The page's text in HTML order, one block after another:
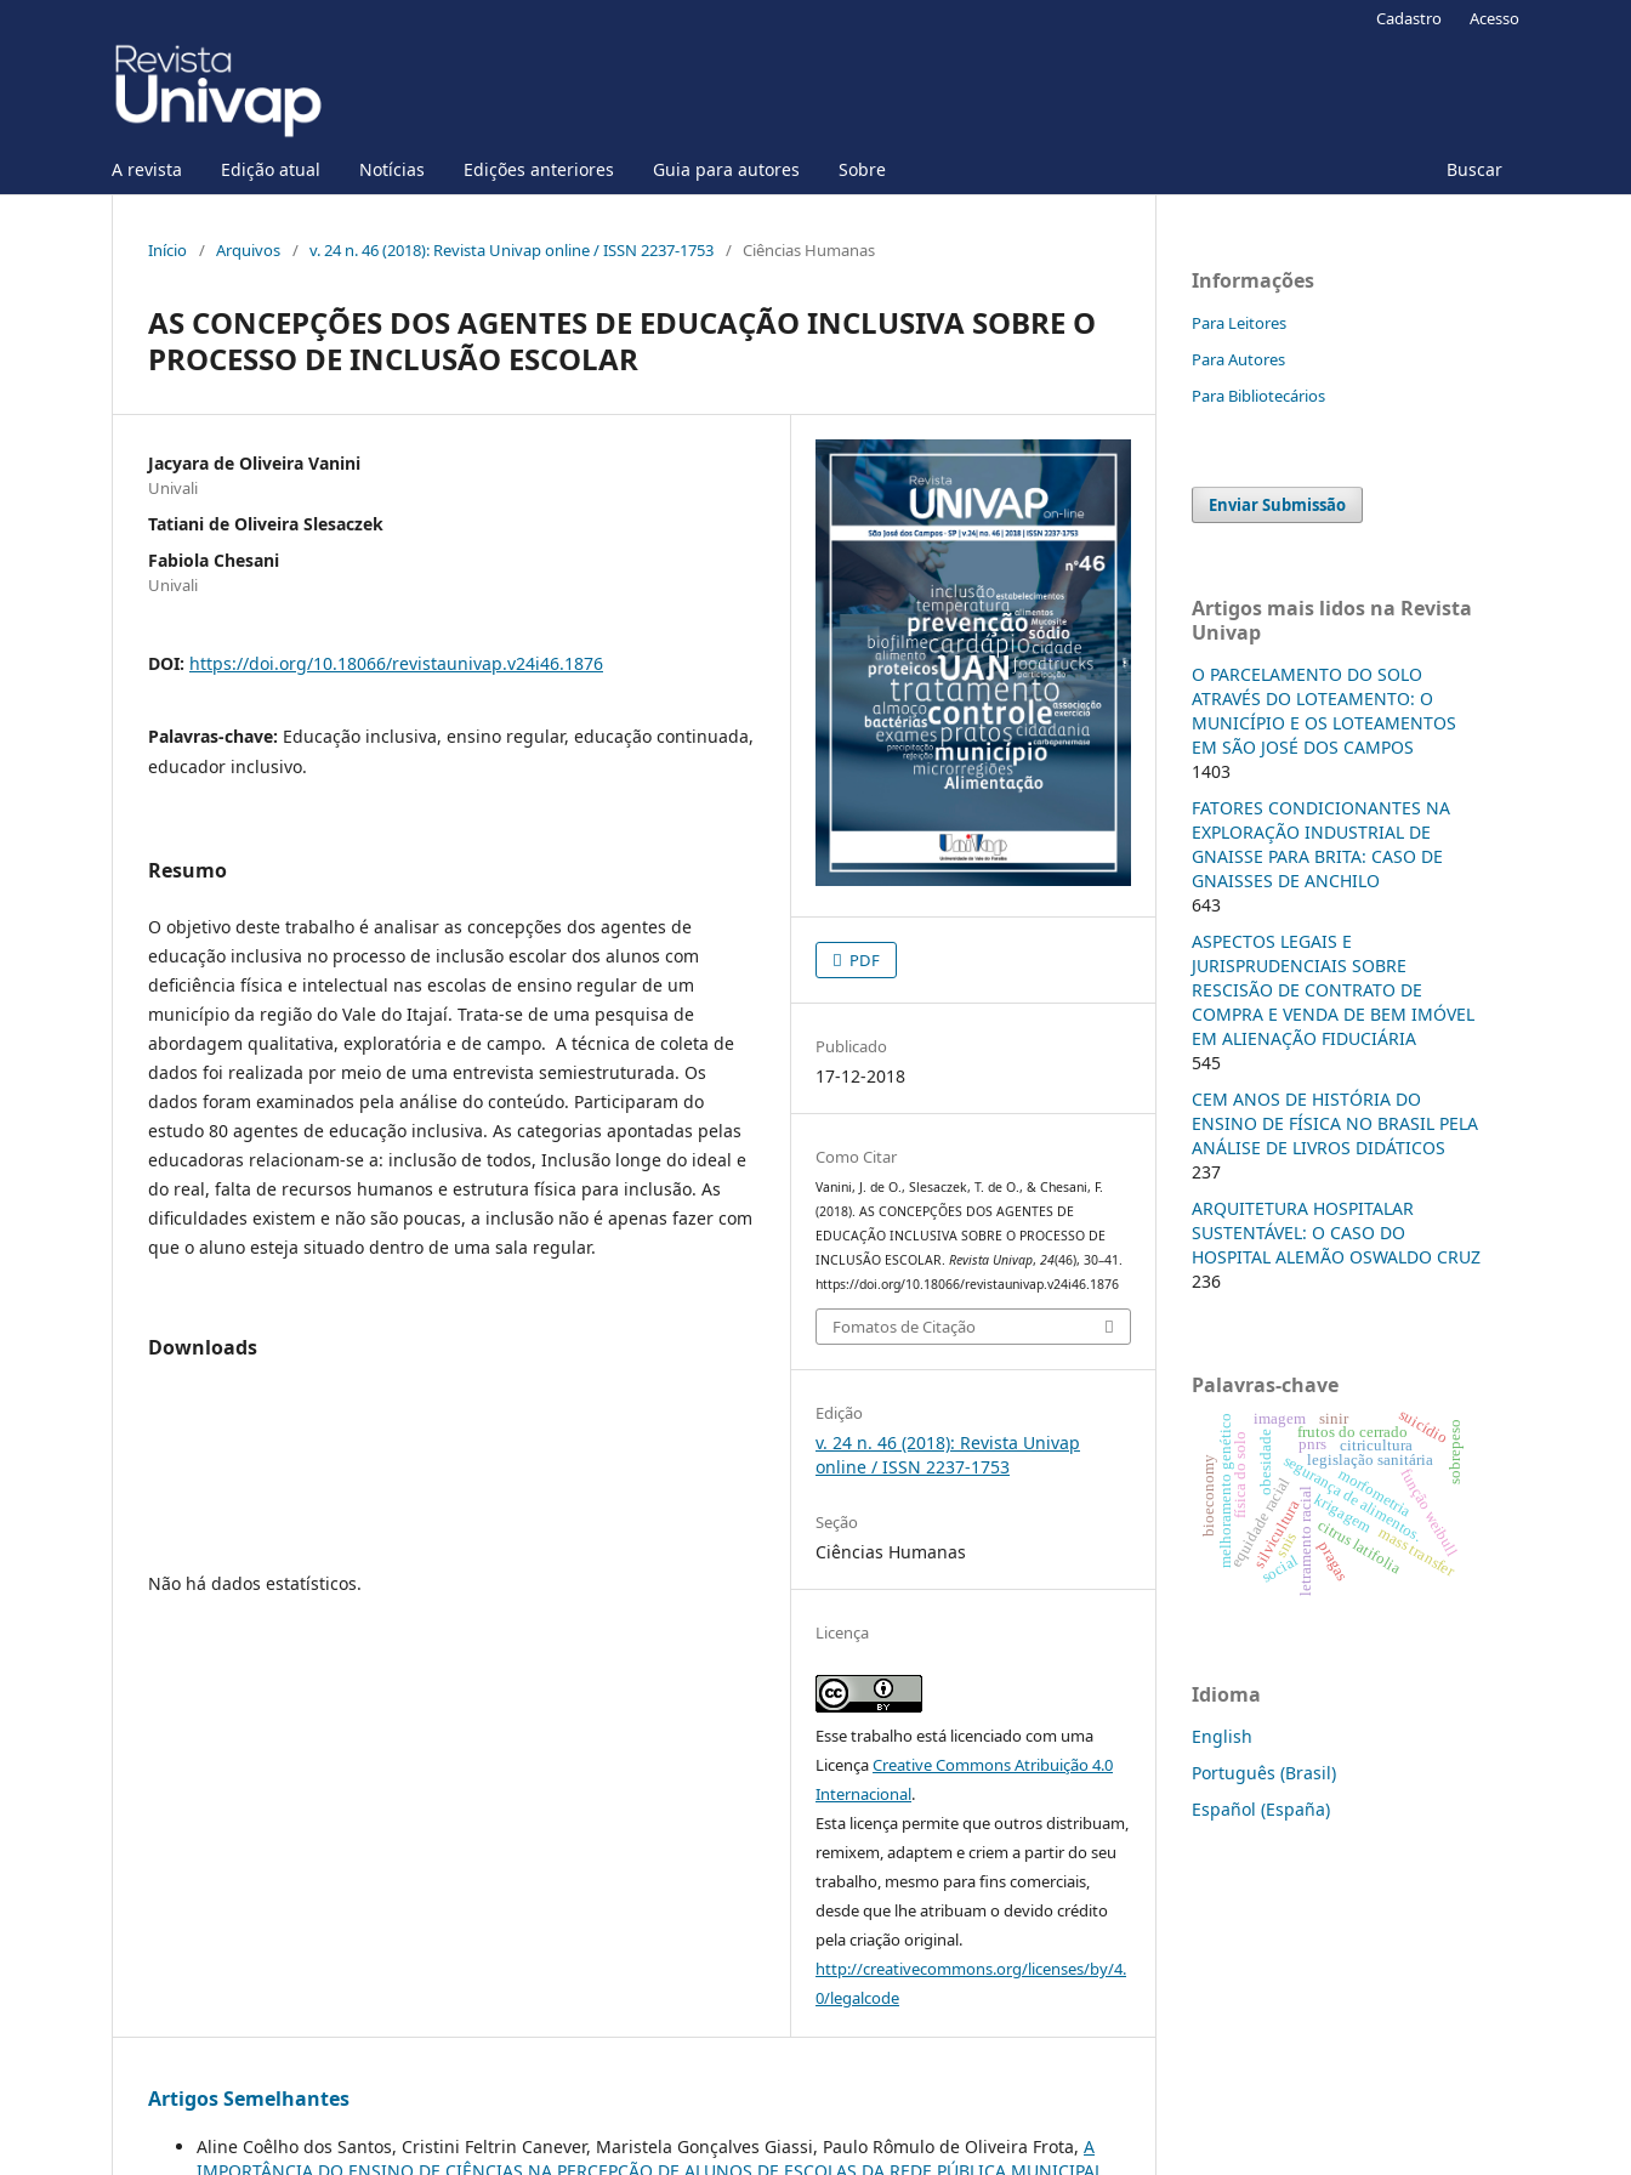
A revista Edição atual Notícias Edições anteriores Guia para autores Sobre Buscar
Cadastro Acesso
Início / Arquivos / v. 24 n. 46 (2018): Revista Univap online / ISSN 2237-1753 / Ciências Humanas
AS CONCEPÇÕES DOS AGENTES DE EDUCAÇÃO INCLUSIVA SOBRE O
PROCESSO DE INCLUSÃO ESCOLAR
Jacyara de Oliveira Vanini
Univali
Tatiani de Oliveira Slesaczek
Fabiola Chesani
Univali
DOI: https://doi.org/10.18066/revistaunivap.v24i46.1876
Palavras-chave: Educação inclusiva, ensino regular, educação continuada,
educador inclusivo.
Resumo
O objetivo deste trabalho é analisar as concepções dos agentes de
educação inclusiva no processo de inclusão escolar dos alunos com
deficiência física e intelectual nas escolas de ensino regular de um
município da região do Vale do Itajaí. Trata-se de uma pesquisa de
abordagem qualitativa, exploratória e de campo. A técnica de coleta de
dados foi realizada por meio de uma entrevista semiestruturada. Os
dados foram examinados pela análise do conteúdo. Participaram do
estudo 80 agentes de educação inclusiva. As categorias apontadas pelas
educadoras relacionam-se a: inclusão de todos, Inclusão longe do ideal e
do real, falta de recursos humanos e estrutura física para inclusão. As
dificuldades existem e não são poucas, a inclusão não é apenas fazer com
que o aluno esteja situado dentro de uma sala regular.
Downloads
Não há dados estatísticos.
PDF
Publicado
17-12-2018
Como Citar
Vanini, J. de O., Slesaczek, T. de O., & Chesani, F.
(2018). AS CONCEPÇÕES DOS AGENTES DE
EDUCAÇÃO INCLUSIVA SOBRE O PROCESSO DE
INCLUSÃO ESCOLAR.Revista Univap,24(46), 30–41.
https://doi.org/10.18066/revistaunivap.v24i46.1876
Fomatos de Citação
Edição
v. 24 n. 46 (2018): Revista Univap
online / ISSN 2237-1753
Seção
Ciências Humanas
Licença
Esse trabalho está licenciado com uma
LicençaCreative Commons Atribuição 4.0
Internacional.
Esta licença permite que outros distribuam,
remixem, adaptem e criem a partir do seu
trabalho, mesmo para fins comerciais,
desde que lhe atribuam o devido crédito
pela criação original.
http://creativecommons.org/licenses/by/4.
0/legalcode
Artigos Semelhantes
Aline Coêlho dos Santos, Cristini Feltrin Canever, Maristela Gonçalves Giassi, Paulo Rômulo de Oliveira Frota, A
Informações
Para Leitores
Para Autores
Para Bibliotecários
Enviar Submissão
Artigos mais lidos na Revista
Univap
O PARCELAMENTO DO SOLO
ATRAVÉS DO LOTEAMENTO: O
MUNICÍPIO E OS LOTEAMENTOS
EM SÃO JOSÉ DOS CAMPOS
1403
FATORES CONDICIONANTES NA
EXPLORAÇÃO INDUSTRIAL DE
GNAISSE PARA BRITA: CASO DE
GNAISSES DE ANCHILO
643
ASPECTOS LEGAIS E
JURISPRUDENCIAIS SOBRE
RESCISÃO DE CONTRATO DE
COMPRA E VENDA DE BEM IMÓVEL
EM ALIENAÇÃO FIDUCIÁRIA
545
CEM ANOS DE HISTÓRIA DO
ENSINO DE FÍSICA NO BRASIL PELA
ANÁLISE DE LIVROS DIDÁTICOS
237
ARQUITETURA HOSPITALAR
SUSTENTÁVEL: O CASO DO
HOSPITAL ALEMÃO OSWALDO CRUZ
236
Palavras-chave
equidade racialletramento racial
segurança de alimentos.
legislação sanitária
citrus latifolia
citricultura
melhoramento genético pragas
morfometriafunção weibull
silvicultura
sobrepeso
obesidade
física do solo krigagem
bioeconomy
mass transfer
frutos do cerrado
pnrs
snis
sinir
imagem
social
suicídio
Idioma
English
Português (Brasil)
Español (España)